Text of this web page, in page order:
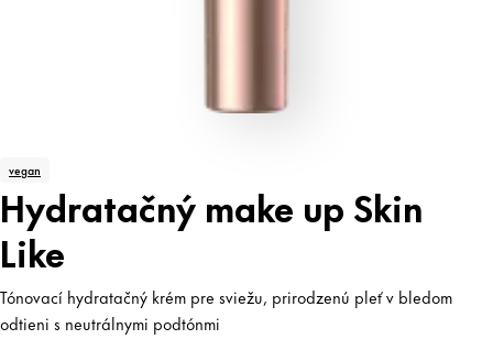
vegan
Hydratačný make up Skin
Like
Tónovací hydratačný krém pre sviežu, prirodzenú pleť v bledom
odtieni s neutrálnymi podtónmi